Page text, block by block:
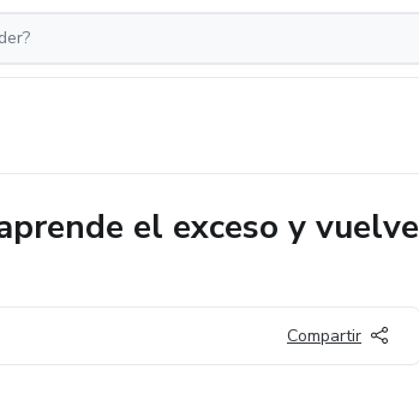
el exceso y vuelve
Compartir